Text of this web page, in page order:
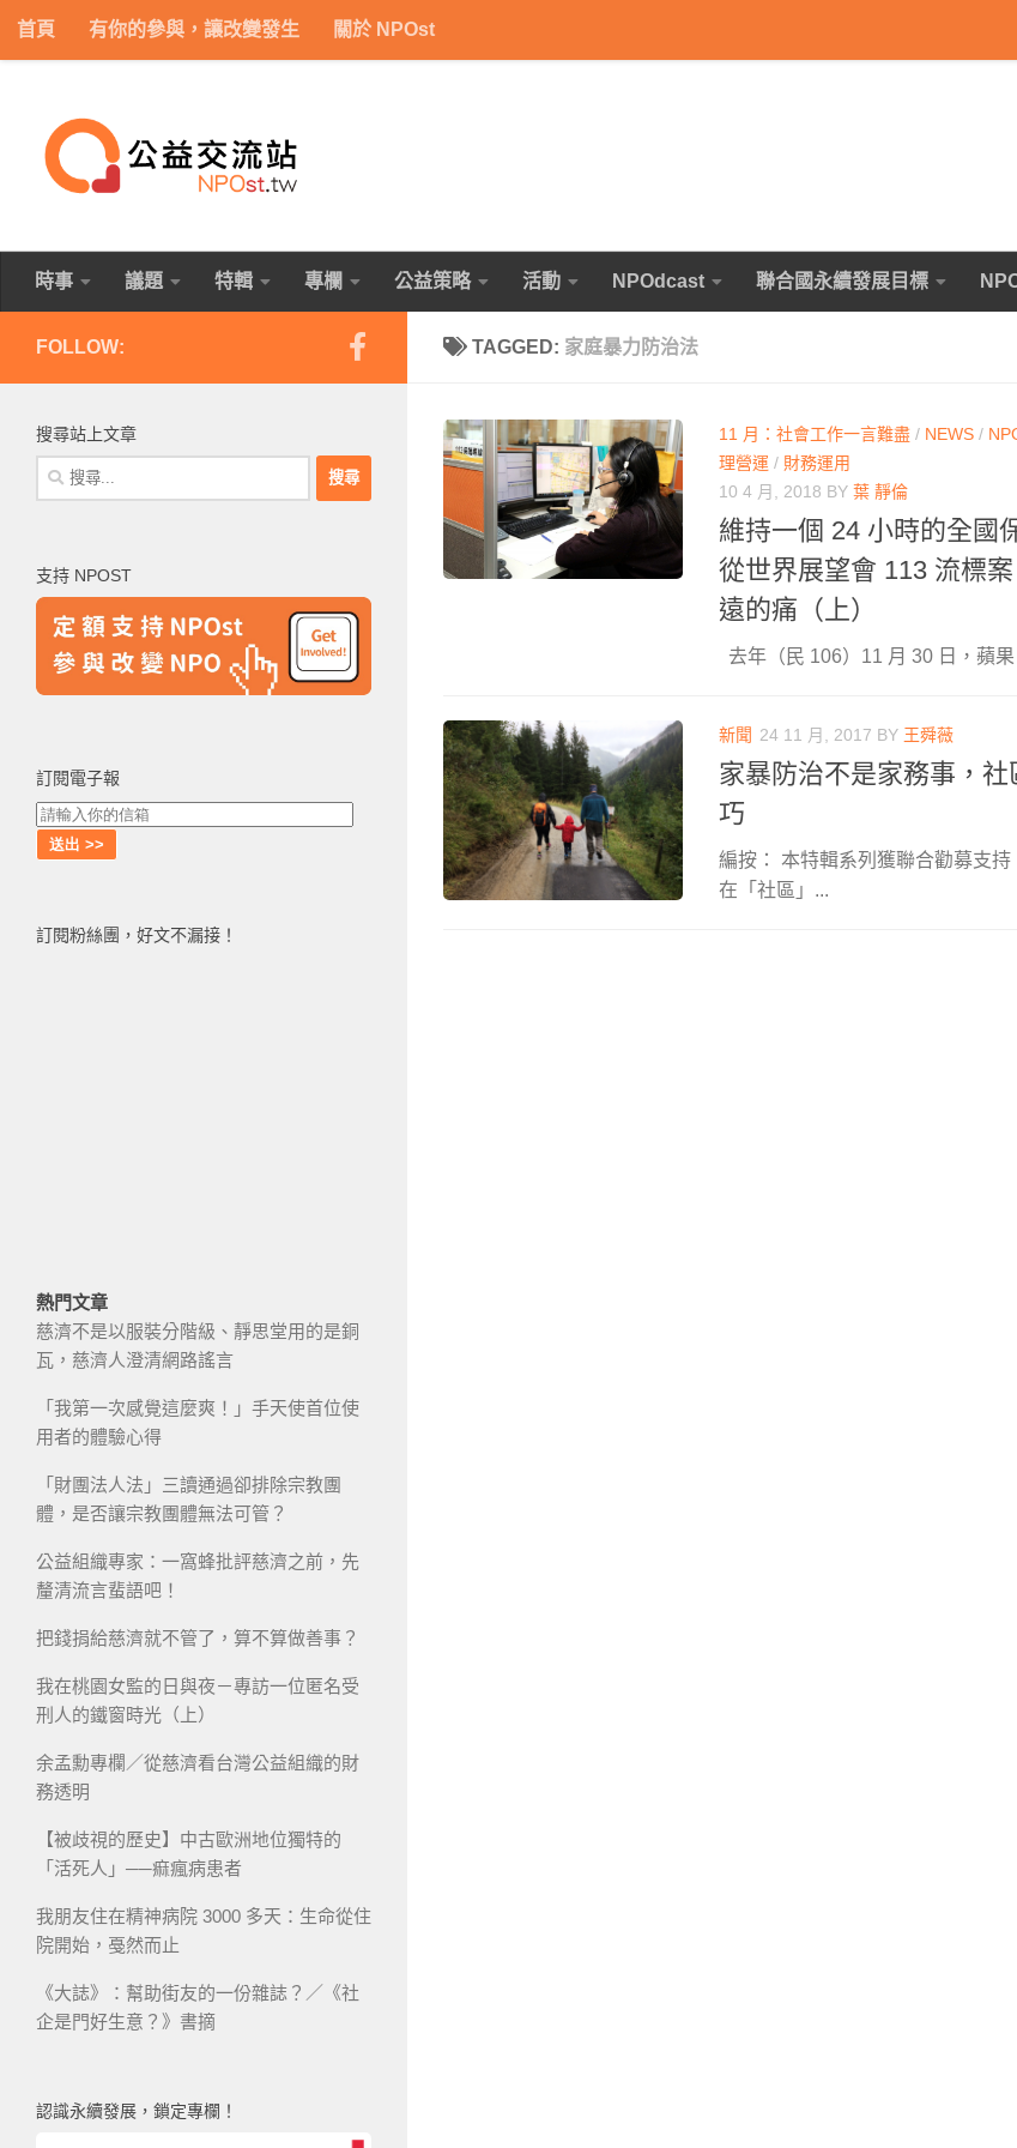
Skip to content
首頁 有你的參與，讓改變發生 關於 NPOst
時事 議題 特輯 專欄 公益策略 活動 NPOdcast 聯合國永續發展目標
TAGGED: 家庭暴力防治法
11 月：社會工作一言難盡 / NEWS /
理營運 / 財務運用
10 4 月, 2018 BY 葉 靜倫
維持一個 24 小時的全國
從世界展望會 113 流標
遠的痛（上）
去年（民 106）11 月 30 日，蘋
新聞 24 11 月, 2017 BY 王舜薇
家暴防治不是家務事，
巧
編按： 本特輯系列獲聯合勸募支
在「社區」...
FOLLOW:
搜尋站上文章
搜
尋
字:
支持 NPOST
訂閱電子報
訂閱粉絲團，好文不漏接！
熱門文章
慈濟不是以服裝分階級、靜思堂用的是銅
瓦，慈濟人澄清網路謠言
「我第一次感覺這麼爽！」手天使首位使
用者的體驗心得
「財團法人法」三讀通過卻排除宗教團
體，是否讓宗教團體無法可管？
公益組織專家：一窩蜂批評慈濟之前，先
釐清流言蜚語吧！
把錢捐給慈濟就不管了，算不算做善事？
我在桃園女監的日與夜－專訪一位匿名受
刑人的鐵窗時光（上）
余孟勳專欄／從慈濟看台灣公益組織的財
務透明
【被歧視的歷史】中古歐洲地位獨特的
「活死人」──痲瘋病患者
我朋友住在精神病院 3000 多天：生命從住
院開始，戞然而止
《大誌》：幫助街友的一份雜誌？／《社
企是門好生意？》書摘
認識永續發展，鎖定專欄！